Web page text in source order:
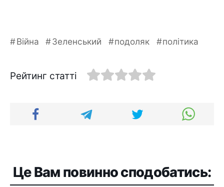
Війна Зеленський подоляк політика
Рейтинг статті
Це Вам повинно сподобатись: